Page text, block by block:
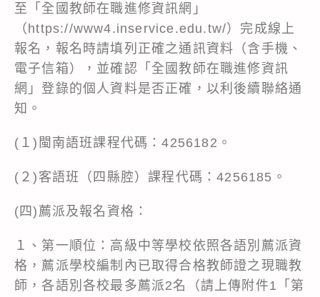
至「全國教師在職進修資訊網」
（https://www4.inservice.edu.tw/）完成線上
報名，報名時請填列正確之通訊資料（含手機、
電子信箱），並確認「全國教師在職進修資訊
網」登錄的個人資料是否正確，以利後續聯絡通
知。
(１)閩南語班課程代碼：4256182。
(２)客語班（四縣腔）課程代碼：4256185。
(四)薦派及報名資格：
１、第一順位：高級中等學校依照各語別薦派資
格，薦派學校編制內已取得合格教師證之現職教
師，各語別各校最多薦派2名（請上傳附件1「第